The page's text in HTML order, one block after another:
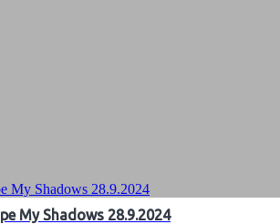
My Shadows 28.9.2024